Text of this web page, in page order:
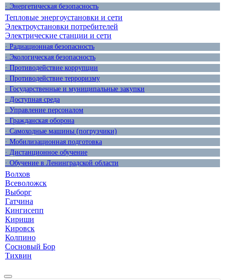
· Энергетическая безопасность
Тепловые энергоустановки и сети
Электроустановки потребителей
Электрические станции и сети
· Радиационная безопасность
· Экологическая безопасность
· Противодействие коррупции
· Противодействие терроризму
· Государственные и муниципальные закупки
· Доступная среда
· Управление персоналом
· Гражданская оборона
· Самоходные машины (погрузчики)
· Мобилизационная подготовка
· Дистанционное обучение
· Обучение в Ленинградской области
Волхов
Всеволожск
Выборг
Гатчина
Кингисепп
Кириши
Кировск
Колпино
Сосновый Бор
Тихвин